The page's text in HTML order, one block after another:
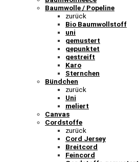
Baumwolle / Popeline
zurück
Bio Baumwollstoff
uni
gemustert
gepunktet
gestreift
Karo
Sternchen
Bündchen
zurück
Uni
meliert
Canvas
Cordstoffe
zurück
Cord Jersey
Breitcord
Feincord